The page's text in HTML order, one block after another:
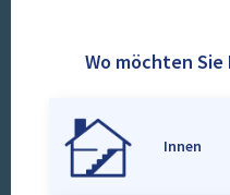
Wo möchten
Innen